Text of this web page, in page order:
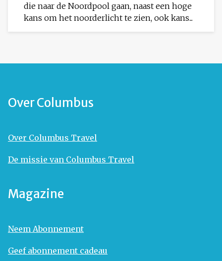
die naar de Noordpool gaan, naast een hoge
kans om het noorderlicht te zien, ook kans...
Over Columbus
Over Columbus Travel
De missie van Columbus Travel
Magazine
Neem Abonnement
Geef abonnement cadeau